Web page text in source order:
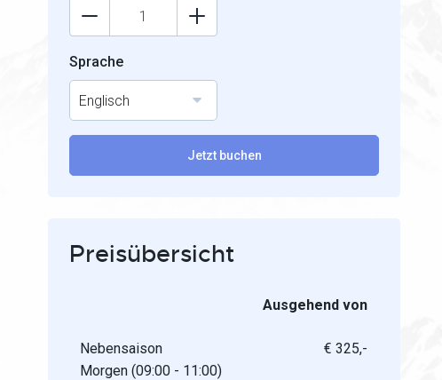
Sprache
Englisch
Jetzt buchen
Preisübersicht
Ausgehend von
Nebensaison
Morgen (09:00 - 11:00)
€ 325,-